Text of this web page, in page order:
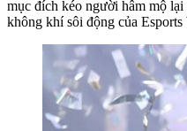
mục đích kéo người hâm mộ
không khí sôi động của